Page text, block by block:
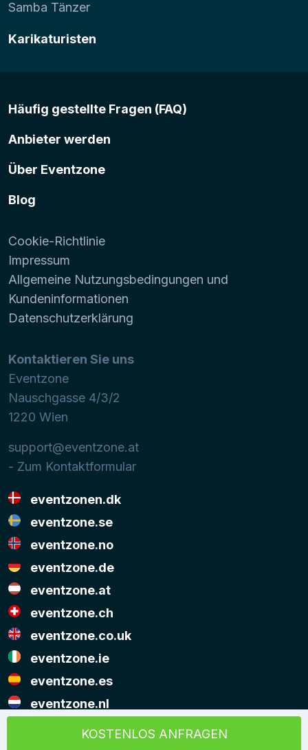
KOSTENLOS ANFRAGEN
Samba Tänzer
Karikaturisten
Häufig gestellte Fragen (FAQ)
Anbieter werden
Über Eventzone
Blog
Cookie-Richtlinie
Impressum
Allgemeine Nutzungsbedingungen und
Kundeninformationen
Datenschutzerklärung
Kontaktieren Sie uns
Eventzone
Nauschgasse 4/3/2
1220 Wien
support@eventzone.at
- Zum Kontaktformular
eventzonen.dk
eventzone.se
eventzone.no
eventzone.de
eventzone.at
eventzone.ch
eventzone.co.uk
eventzone.ie
eventzone.es
eventzone.nl
© Copyright Eventzone 2026